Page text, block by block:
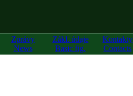
Zprávy
News
Zákl. údaje
Basic fig.
Kontakty
Contacts